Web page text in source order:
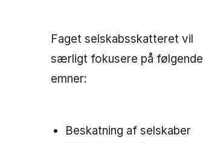
Faget selskabsskatteret vil
særligt fokusere på følgende
emner:
Beskatning af selskaber